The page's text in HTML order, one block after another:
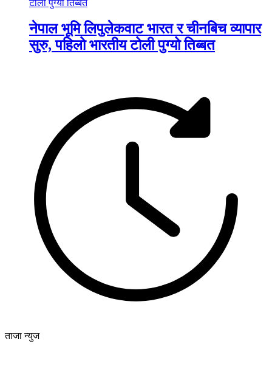
नेपाल भूमि लिपुलेकवाट भारत र चीनबिच व्यापार
सुरु, पहिलो भारतीय टोली पुग्यो तिब्बत
ताजा न्युज